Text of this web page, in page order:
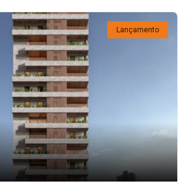
Lançamento